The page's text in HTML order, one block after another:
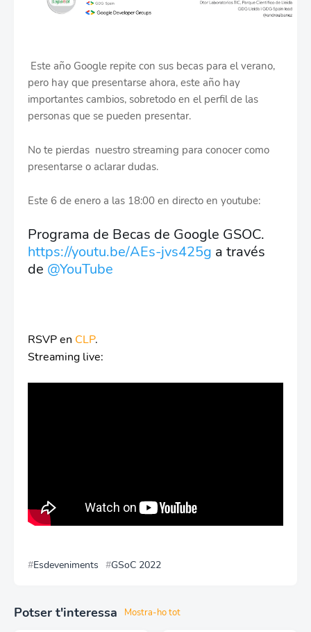
Este año Google repite con sus becas para el verano,
pero hay que presentarse ahora, este año hay
importantes cambios, sobretodo en el perfil de las
personas que se pueden presentar.
No te pierdas nuestro streaming para conocer como
presentarse o aclarar dudas.
Este 6 de enero a las 18:00 en directo en youtube:
https://youtu.be/AEs-jvs425g a través
de @YouTube
RSVP en CLP.
Streaming live:
Esdeveniments GSoC 2022
Potser t'interessa Mostra-ho tot